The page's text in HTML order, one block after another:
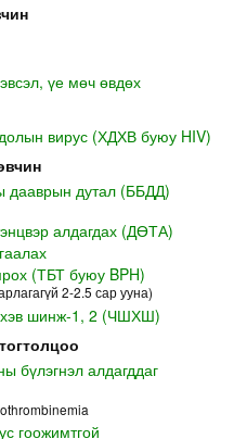
үе мөч өвдөх
вирус (ХДХВ буюу HIV)
дааврын дутал (ББДД)
алдагдах (ДӨТА)
(ТБТ буюу BPH)
2-2.5 сар ууна)
шинж-1, 2 (ЧШХШ)
бүлэгнэл алдагддаг
гоожимтгой